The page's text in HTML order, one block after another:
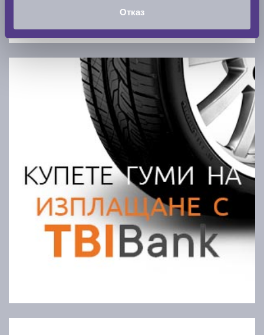
Отказ